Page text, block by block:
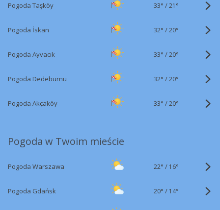
Pogoda Taşköy 33° /21°
Pogoda İskan 32° /20°
Pogoda Ayvacık 33° /20°
Pogoda Dedeburnu 32° /20°
Pogoda Akçaköy 33° /20°
Pogoda w Twoim mieście
Pogoda Warszawa 22° / 16°
Pogoda Gdańsk 20° / 14°